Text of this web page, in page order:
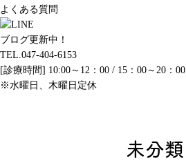
よくある質問
ブログ更新中！
TEL.047-404-6153
[診療時間] 10:00～12：00 / 15：00～20：00
※水曜日、木曜日定休
未分類